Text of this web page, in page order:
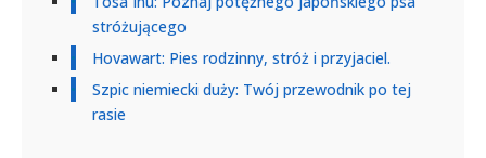
stróżującego
Hovawart: Pies rodzinny, stróż i przyjaciel.
Szpic niemiecki duży: Twój przewodnik po tej
rasie